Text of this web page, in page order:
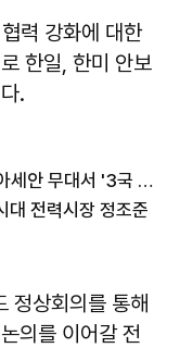
력 강화에 대한
한일, 한미 안보
.
한미일 외교장관, 보름 만에 재회동…아세안 무대서 '3국 밀착' 메시지
전력시장 정조준
정상회의를 통해
의를 이어갈 전